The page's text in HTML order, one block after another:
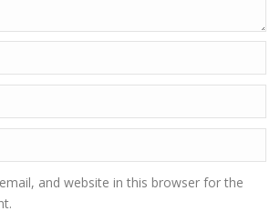
and website in this browser for the